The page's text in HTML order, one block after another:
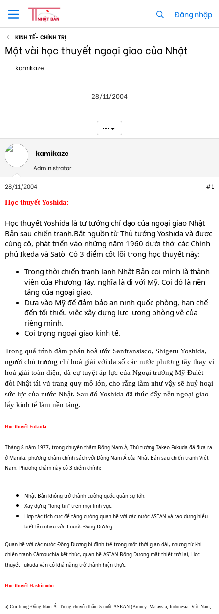
Đăng nhập
KINH TẾ- CHÍNH TRỊ
Một vài học thuyết ngoại giao của Nhật
h
r
t
r
kamikaze
28/11/2004
•••
kamikaze
Administrator
28/11/2004 #1
Học thuyết Yoshida:
Học thuyết Yoshida là tư tưởng chỉ đạo của ngoại giao Nhật
Bản sau chiến tranh.Bắt nguồn từ Thủ tướng Yoshida và được
củng cố, phát triển vào những năm 1960 dưới thời các Chính
phủ Ikeda và Satò. Có 3 điểm cốt lõi trong học thuyết này:
Trong thời chiến tranh lạnh Nhật Bản coi mình là thành
viên của Phương Tây, nghĩa là đi với Mỹ. Coi đó là nền
tảng của ngoại giao.
Dựa vào Mỹ để đảm bảo an ninh quốc phòng, hạn chế
đến tối thiểu việc xây dựng lực lượng phòng vệ của
riêng mình.
Coi trọng ngoại giao kinh tế.
Trong quá trình đàm phán hoà ước Sanfransisco, Shigeru Yoshida,
người chủ trương chỉ hoà giải với đa số các nước phương tây thay vì
hoà giải toàn diện, đã cự tuyệt áp lực của Ngoại trưởng Mỹ Đalét
đòi Nhật tái vũ trang quy mô lớn, cho rằng làm như vậy sẽ huỷ hoại
sức lực của nước Nhật. Sau đó Yoshida đã thúc đẩy nền ngoại giao
lấy kinh tế làm nền tảng.
Học thuyết Fukuda:
Tháng 8 năm 1977, trong chuyến thăm Đông Nam Á, Thủ tướng Takeo Fukuda đã đưa ra
ở Manila, phương châm chính sách với Đông Nam Á của Nhật Bản sau chiến tranh Việt
Nam. Phương châm này có 3 điểm chính:
Nhật Bản không trở thành cường quốc quân sự lớn.
Xây dựng "lòng tin" trên mọi lĩnh vực.
Hợp tác tích cực để tăng cường quan hệ với các nước ASEAN và tạo dựng hiểu
biết lẫn nhau với 3 nước Đông Dương.
Quan hệ với các nước Đông Dương bị đình trệ trong một thời gian dài, nhưng từ khi
chiến tranh Cămpuchia kết thúc, quan hệ ASEAN-Đông Dương mật thiết trở lại, Học
thuyết Fukuda vẫn có khả năng trở thành hiện thực.
Học thuyết Hashimoto:
a) Coi trọng Đông Nam Á: Trong chuyến thăm 5 nước ASEAN (Bruney, Malaysia, Indonesia, Việt Nam,